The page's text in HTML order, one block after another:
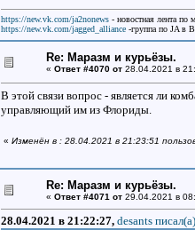
https://new.vk.com/ja2nonews- новостная лента по
https://new.vk.com/jagged_alliance-группа по JA в
Re: Маразм и курьёзы.
« Ответ #4070 от28.04.2021 в
В этой связи вопрос - является ли
управляющий им из Флориды.
« Изменён в : 28.04.2021 в 21:23:51
Re: Маразм и курьёзы.
« Ответ #4071 от29.04.2021 в
28.04.2021 в 21:22:27, desants писал(a)